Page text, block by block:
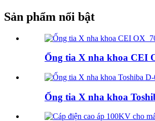
Sản phẩm nổi bật
Ống tia X nha khoa CEI
Ống tia X nha khoa